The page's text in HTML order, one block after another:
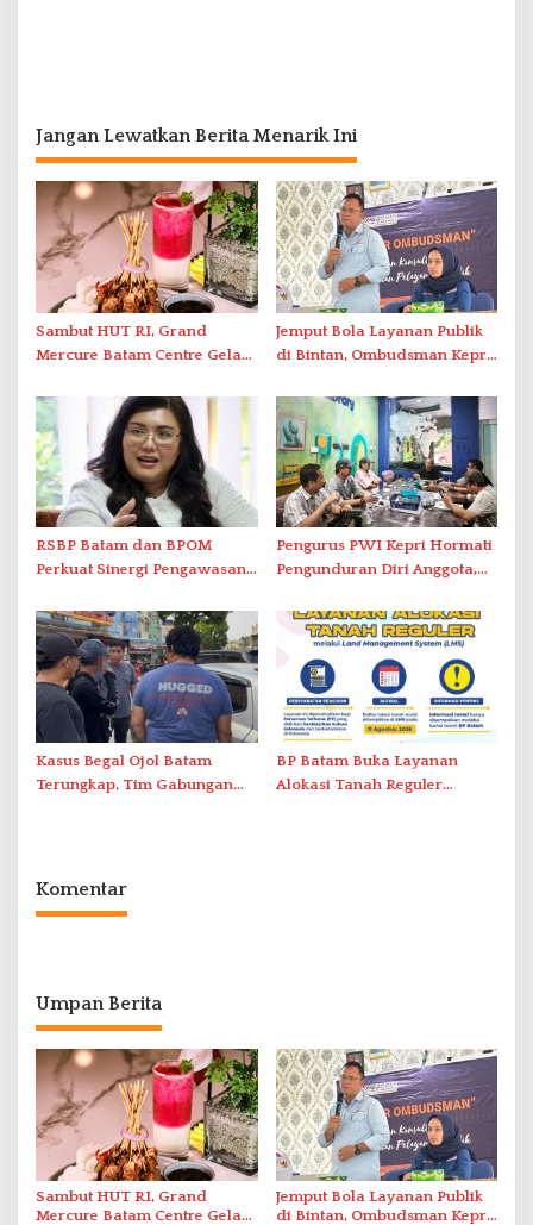
Jangan Lewatkan Berita Menarik Ini
Sambut HUT RI, Grand
Mercure Batam Centre Gelar
Nusantara’
Jemput Bola Layanan Publik
di Bintan, Ombudsman Kepri
Solar Nelayan
RSBP Batam dan BPOM
Perkuat Sinergi Pengawasan
Pelayanan Kefarmasian
Pengurus PWI Kepri Hormati
Pengunduran Diri Anggota,
Administrasi ke Pusat
Kasus Begal Ojol Batam
Terungkap, Tim Gabungan
BP Batam Buka Layanan
Alokasi Tanah Reguler
Komentar
Umpan Berita
Sambut HUT RI, Grand
Mercure Batam Centre Gelar
Jemput Bola Layanan Publik
di Bintan, Ombudsman Kepri